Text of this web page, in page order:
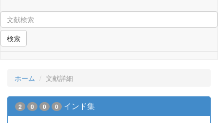
検索
ホーム 文献詳細
2 0 0 0 インド集